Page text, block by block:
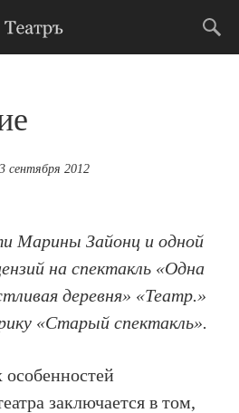
сентября 2012
Марины Зайонц и одной
на спектакль «Одна
деревня» «Театр.»
«Старый спектакль».
заключается в том,